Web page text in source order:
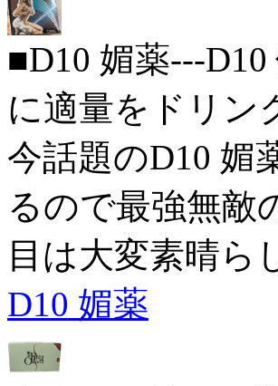
■D10 媚薬---
に適量をドリン
今話題のD10 媚
るので最強無敵
目は大変素晴ら
D10 媚薬